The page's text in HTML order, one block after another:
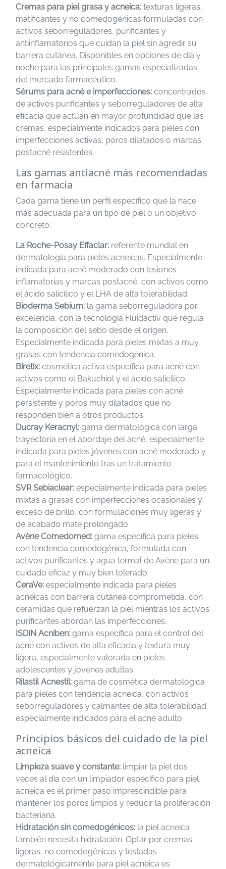
Cremas para piel grasa y acneica: texturas ligeras,
matificantes y no comedogénicas formuladas con
activos seborreguladores, purificantes y
antiinflamatorios que cuidan la piel sin agredir su
barrera cutánea. Disponibles en opciones de día y
noche para las principales gamas especializadas
del mercado farmacéutico.
Sérums para acné e imperfecciones: concentrados
de activos purificantes y seborreguladores de alta
eficacia que actúan en mayor profundidad que las
cremas, especialmente indicados para pieles con
imperfecciones activas, poros dilatados o marcas
postacné resistentes.
Las gamas antiacné más recomendadas
en farmacia
Cada gama tiene un perfil específico que la hace
más adecuada para un tipo de piel o un objetivo
concreto:
La Roche-Posay Effaclar: referente mundial en
dermatología para pieles acneicas. Especialmente
indicada para acné moderado con lesiones
inflamatorias y marcas postacné, con activos como
el ácido salicílico y el LHA de alta tolerabilidad.
Bioderma Sebium: la gama seborreguladora por
excelencia, con la tecnología Fluidactiv que regula
la composición del sebo desde el origen.
Especialmente indicada para pieles mixtas a muy
grasas con tendencia comedogénica.
Biretix: cosmética activa específica para acné con
activos como el Bakuchiol y el ácido salicílico.
Especialmente indicada para pieles con acné
persistente y poros muy dilatados que no
responden bien a otros productos.
Ducray Keracnyl: gama dermatológica con larga
trayectoria en el abordaje del acné, especialmente
indicada para pieles jóvenes con acné moderado y
para el mantenimiento tras un tratamiento
farmacológico.
SVR Sebiaclear: especialmente indicada para pieles
mixtas a grasas con imperfecciones ocasionales y
exceso de brillo, con formulaciones muy ligeras y
de acabado mate prolongado.
Avène Comedomed: gama específica para pieles
con tendencia comedogénica, formulada con
activos purificantes y agua termal de Avène para un
cuidado eficaz y muy bien tolerado.
CeraVe: especialmente indicada para pieles
acneicas con barrera cutánea comprometida, con
ceramidas que refuerzan la piel mientras los activos
purificantes abordan las imperfecciones.
ISDIN Acniben: gama específica para el control del
acné con activos de alta eficacia y textura muy
ligera, especialmente valorada en pieles
adolescentes y jóvenes adultas.
Rilastil Acnestil: gama de cosmética dermatológica
para pieles con tendencia acneica, con activos
seborreguladores y calmantes de alta tolerabilidad
especialmente indicados para el acné adulto.
Principios básicos del cuidado de la piel
acneica
Limpieza suave y constante: limpiar la piel dos
veces al día con un limpiador específico para piel
acneica es el primer paso imprescindible para
mantener los poros limpios y reducir la proliferación
bacteriana.
Hidratación sin comedogénicos: la piel acneica
también necesita hidratación. Optar por cremas
ligeras, no comedogénicas y testadas
dermatológicamente para piel acneica es